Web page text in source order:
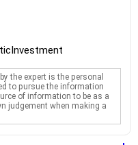
the expert is the personal
to pursue the information
of information to be as a
judgement when making a